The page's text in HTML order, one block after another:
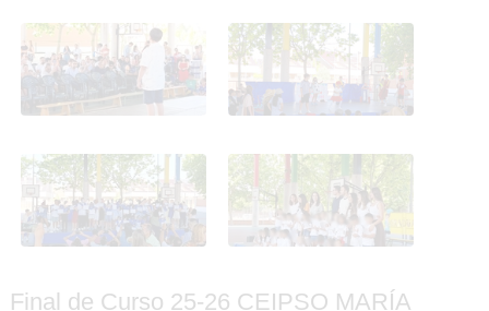
Final de Curso 25-26
CEIPSO MARÍA MOLINER
Final de Curso 25-26
CEIPSO MARÍA MOLINER
Final de Curso 25-26
CEIPSO MARÍA MOLINER
Final de Curso 25-26
CEIPSO MARÍA MOLINER
Final de Curso 25-26 CEIPSO MARÍA